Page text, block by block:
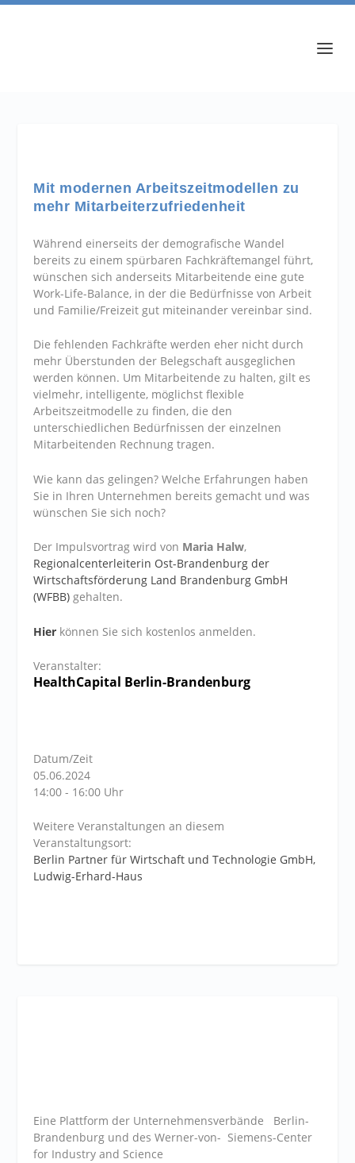
Mit modernen Arbeitszeitmodellen zu
mehr Mitarbeiterzufriedenheit
Während einerseits der demografische Wandel
bereits zu einem spürbaren Fachkräftemangel führt,
wünschen sich anderseits Mitarbeitende eine gute
Work-Life-Balance, in der die Bedürfnisse von Arbeit
und Familie/Freizeit gut miteinander vereinbar sind.
Die fehlenden Fachkräfte werden eher nicht durch
mehr Überstunden der Belegschaft ausgeglichen
werden können. Um Mitarbeitende zu halten, gilt es
vielmehr, intelligente, möglichst flexible
Arbeitszeitmodelle zu finden, die den
unterschiedlichen Bedürfnissen der einzelnen
Mitarbeitenden Rechnung tragen.
Wie kann das gelingen? Welche Erfahrungen haben
Sie in Ihren Unternehmen bereits gemacht und was
wünschen Sie sich noch?
Der Impulsvortrag wird von Maria Halw,
Regionalcenterleiterin Ost-Brandenburg der
Wirtschaftsförderung Land Brandenburg GmbH
(WFBB) gehalten.
Hier können Sie sich kostenlos anmelden.
Veranstalter:
HealthCapital Berlin-Brandenburg
Datum/Zeit
05.06.2024
14:00 - 16:00 Uhr
Weitere Veranstaltungen an diesem
Veranstaltungsort:
Berlin Partner für Wirtschaft und Technologie GmbH,
Ludwig-Erhard-Haus
Eine Plattform der Unternehmensverbände Berlin-
Brandenburg und des Werner-von- Siemens-Center
for Industry and Science